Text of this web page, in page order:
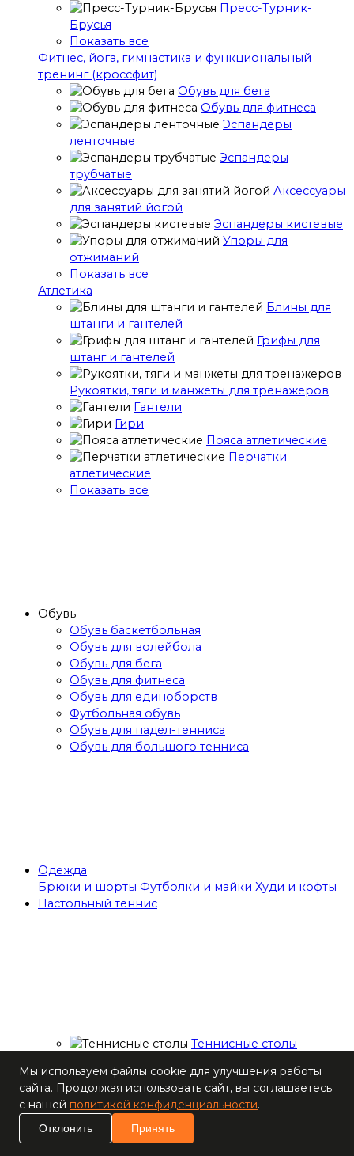
Пресс-Турник-
Брусья
Показать все
Фитнес, йога, гимнастика и функциональный
тренинг (кроссфит)
Обувь для бега
Обувь для фитнеса
Эспандеры
ленточные
Эспандеры
трубчатые
Аксессуары
для занятий йогой
Эспандеры кистевые
Упоры для
отжиманий
Показать все
Атлетика
Блины для
штанги и гантелей
Грифы для
штанг и гантелей
Рукоятки, тяги и манжеты для тренажеров
Гантели
Гири
Пояса атлетические
Перчатки
атлетические
Показать все
Обувь
Обувь баскетбольная
Обувь для волейбола
Обувь для бега
Обувь для фитнеса
Обувь для единоборств
Футбольная обувь
Обувь для падел-тенниса
Обувь для большого тенниса
Одежда
Брюки и шорты Футболки и майки Худи и кофты
Настольный теннис
Теннисные столы
Накладки для
ракеток
Основания для
ракеток
Мячи
Мы используем файлы cookie для улучшения работы
сайта. Продолжая использовать сайт, вы соглашаетесь
с нашей политикой конфиденциальности.
Отклонить Принять